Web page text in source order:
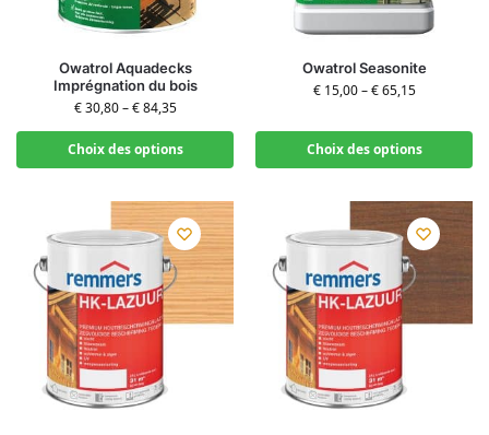
Owatrol Aquadecks
Imprégnation du bois
€30,80–€84,35
Choix des options
Owatrol Seasonite
€15,00–€65,15
Choix des options